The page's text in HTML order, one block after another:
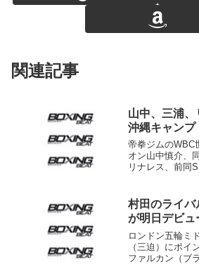
関連記事
山中、三浦
沖縄キャンプ
帝拳ジムのWBC
オン山中慎介、
リナレス、前同
（真正）も沖縄
週間の走り込み...
村田のライバ
が明日デビュ
ロンドン五輪ミ
（三迫）にポイ
ファルカン（ブ